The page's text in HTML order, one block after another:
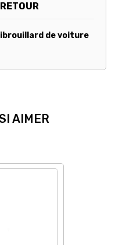
de voiture
AIMER